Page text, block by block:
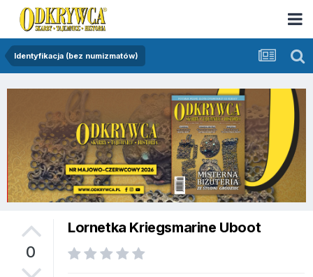
Identyfikacja (bez numizmatów)
0
Lornetka Kriegsmarine Uboot